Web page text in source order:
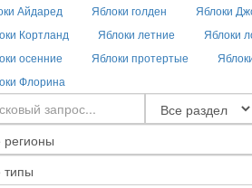
Айдаред Яблоки голден
Яблоки
Кортланд
Яблоки летние
Яблоки
осенние
Яблоки протертые
Флорина